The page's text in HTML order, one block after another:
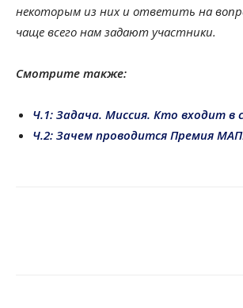
некоторым из них и ответить на
чаще всего нам задают участники.
Смотрите также:
Ч.1: Задача. Миссия. Кто входит в
Ч.2: Зачем проводится Премия